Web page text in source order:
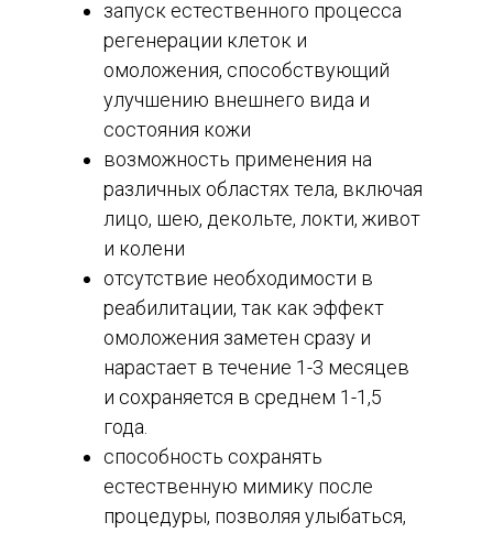
запуск естественного процесса
регенерации клеток и
омоложения, способствующий
улучшению внешнего вида и
состояния кожи
возможность применения на
различных областях тела, включая
лицо, шею, декольте, локти, живот
и колени
отсутствие необходимости в
реабилитации, так как эффект
омоложения заметен сразу и
нарастает в течение 1-3 месяцев
и сохраняется в среднем 1-1,5
года.
способность сохранять
естественную мимику после
процедуры, позволяя улыбаться,